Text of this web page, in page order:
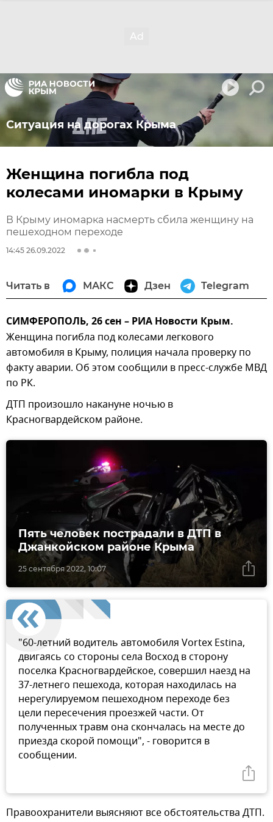
Ситуация на дорогах Крыма
Женщина погибла под
колесами иномарки в Крыму
В Крыму иномарка насмерть сбила женщину на
пешеходном переходе
14:45 26.09.2022
Читать в МАКС Дзен Telegram
СИМФЕРОПОЛЬ, 26 сен – РИА Новости Крым.
Женщина погибла под колесами легкового
автомобиля в Крыму, полиция начала проверку по
факту аварии. Об этом сообщили в пресс-службе МВД
по РК.
ДТП произошло накануне ночью в
Красногвардейском районе.
25 сентября 2022, 10:07
Пять человек пострадали в ДТП в
Джанкойском районе Крыма
"60-летний водитель автомобиля Vortex Estina,
двигаясь со стороны села Восход в сторону
поселка Красногвардейское, совершил наезд на
37-летнего пешехода, которая находилась на
нерегулируемом пешеходном переходе без
цели пересечения проезжей части. От
полученных травм она скончалась на месте до
приезда скорой помощи", - говорится в
сообщении.
Правоохранители выясняют все обстоятельства ДТП.